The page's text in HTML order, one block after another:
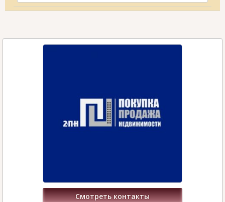
Смотреть контакты